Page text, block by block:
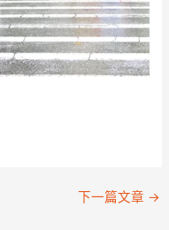
下一篇文章 →